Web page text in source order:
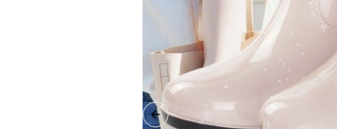
Previous slide